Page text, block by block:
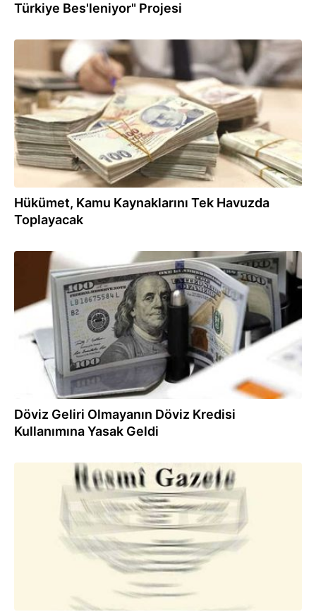
Türkiye Bes'leniyor" Projesi
21.02.2018
Hükümet, Kamu Kaynaklarını Tek Havuzda
Toplayacak
25.01.2018
Döviz Geliri Olmayanın Döviz Kredisi
Kullanımına Yasak Geldi
25.01.2018